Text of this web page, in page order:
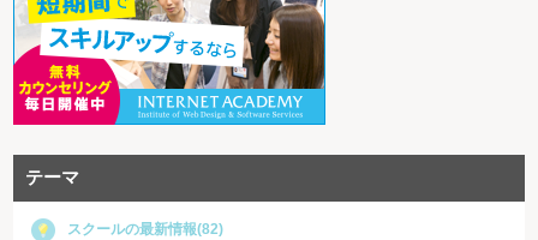
テーマ
スクールの最新情報(82)